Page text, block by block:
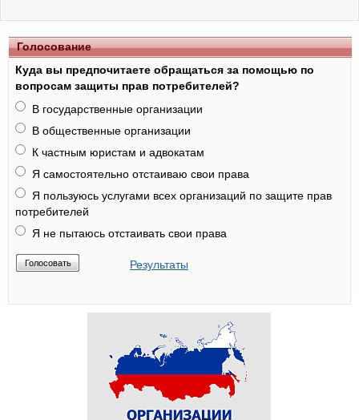
Голосование
Куда вы предпочитаете обращаться за помощью по
вопросам защиты прав потребителей?
В государственные организации
В общественные организации
К частным юристам и адвокатам
Я самостоятельно отстаиваю свои права
Я пользуюсь услугами всех организаций по защите прав
потребителей
Я не пытаюсь отстаивать свои права
Результаты